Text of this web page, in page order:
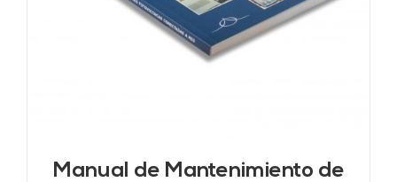
Manual de Mantenimiento de